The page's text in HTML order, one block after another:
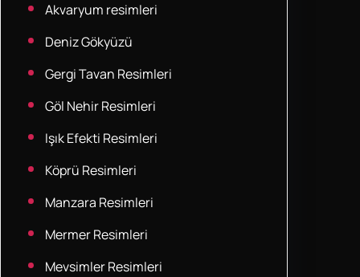
Akvaryum resimleri
Deniz Gökyüzü
Gergi Tavan Resimleri
Göl Nehir Resimleri
Işık Efekti Resimleri
Köprü Resimleri
Manzara Resimleri
Mermer Resimleri
Mevsimler Resimleri